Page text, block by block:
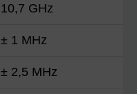
10,7 GHz
± 1 MHz
± 2,5 MHz